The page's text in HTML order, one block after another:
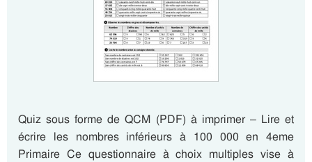
Quiz sous forme de QCM (PDF) à imprimer – Lire et
écrire les nombres inférieurs à 100 000 en 4eme
Primaire Ce questionnaire à choix multiples vise à